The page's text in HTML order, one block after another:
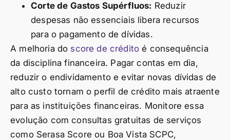
Corte de Gastos Supérfluos: Reduzir
despesas não essenciais libera recursos
para o pagamento de dívidas.
A melhoria do score de crédito é consequência
da disciplina financeira. Pagar contas em dia,
reduzir o endividamento e evitar novas dívidas de
alto custo tornam o perfil de crédito mais atraente
para as instituições financeiras. Monitore essa
evolução com consultas gratuitas de serviços
como Serasa Score ou Boa Vista SCPC,